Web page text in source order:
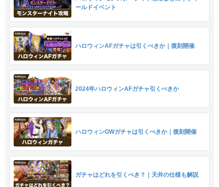
ールドイベント
ハロウィンAFガチャは引くべきか｜復刻開催
2024年ハロウィンAFガチャ引くべきか
ハロウィンGWガチャは引くべきか｜復刻開催
ガチャはどれを引くべき？｜天井の仕様も解説